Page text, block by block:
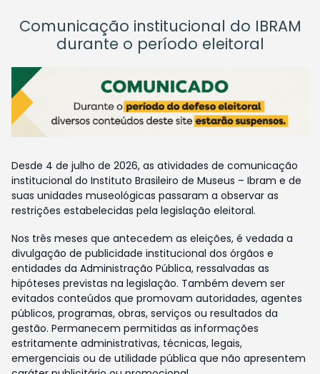
Comunicação institucional do IBRAM
durante o período eleitoral
Desde 4 de julho de 2026, as atividades de comunicação
institucional do Instituto Brasileiro de Museus – Ibram e de
suas unidades museológicas passaram a observar as
restrições estabelecidas pela legislação eleitoral.
Nos três meses que antecedem as eleições, é vedada a
divulgação de publicidade institucional dos órgãos e
entidades da Administração Pública, ressalvadas as
hipóteses previstas na legislação. Também devem ser
evitados conteúdos que promovam autoridades, agentes
públicos, programas, obras, serviços ou resultados da
gestão. Permanecem permitidas as informações
estritamente administrativas, técnicas, legais,
emergenciais ou de utilidade pública que não apresentem